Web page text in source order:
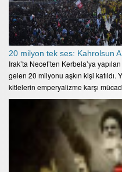
20 milyon tek ses: Kahrolsun
Irak’ta Necef’ten Kerbela’ya
gelen 20 milyonu aşkın kişi
kitlelerin emperyalizme karşı